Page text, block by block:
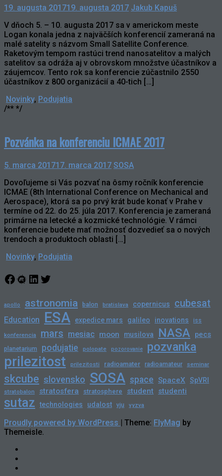
19. augusta 201719. augusta 2017 Jakub Kapuš
V dňoch 5. – 10. augusta 2017 sa v americkom meste
Logan konala jedna z najväčších konferencií zameraná na
malé satelity s názvom Small Satellite Conference.
Raketovým tempom rastúci trend nanosatelitov a malých
satelitov sa odráža aj v obrovskom množstve účastníkov a
záujemcov. Tento rok sa konferencie zúčastnilo 2550
účastníkov z 800 organizácií a 40-tich […]
Novinky, Podujatia
/** */
Pozvánka na konferenciu ICMAE 2017
5. marca 201717. marca 2017 SOSA
Dovoľujeme si Vás pozvať na ôsmy ročník konferencie
ICMAE (8th International Conference on Mechanical and
Aerospace), ktorá sa po prvý krát bude konať v Prahe v
termíne od 22. do 25. júla 2017. Konferencia je zameraná
primárne na letecké a kozmické technológie. V rámci
konferencie budete mať možnosť dozvedieť sa o nových
trendoch a produktoch oblasti […]
Novinky, Podujatia
Facebook
Meetup
LinkedIn
Twitter
apollo astronomia balon bratislava copernicus cubesat
Education ESA expedice mars galileo inovations iss
konferencia mars mesiac moon musilova NASA pecs
planetarium podujatie polopate pozorovanie pozvanka
prilezitost prilezitosti radioamater radioamateur seminar
skcube slovensko SOSA space SpaceX SpVRI
stratobalon stratosfera stratosphere student studenti
sutaz technologies udalost vju vyzva
Proudly powered by WordPress | Theme: FlyMag by
Themeisle.